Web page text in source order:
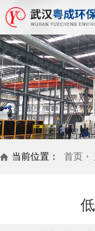
当前位置： 首页